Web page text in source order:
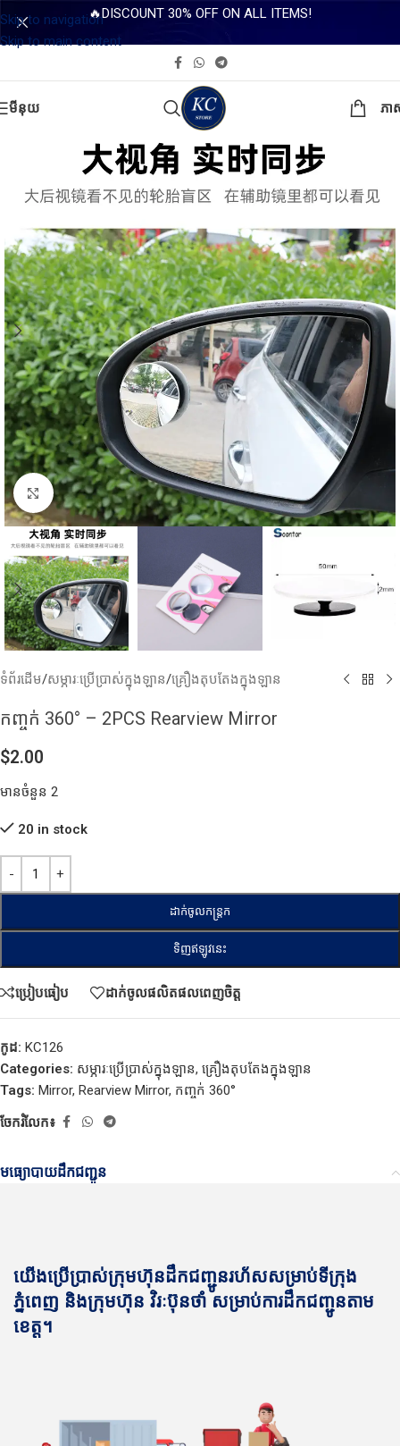
Skip to navigation
Skip to main content
🔥DISCOUNT 30% OFF ON ALL ITEMS!
មីនុយ ភា
Click to enlarge
ទំព័រដើម/សម្ភារៈប្រើប្រាស់ក្នុងឡាន/គ្រឿងតុបតែងក្នុងឡាន
កញ្ចក់ 360° – 2PCS Rearview Mirror
$2.00
មានចំនួន 2
20 in stock
ដាក់ចូលកន្ត្រក
ទិញឥឡូវនេះ
ប្រៀបធៀប ដាក់ចូលផលិតផលពេញចិត្ត
កូដ: KC126
Categories: សម្ភារៈប្រើប្រាស់ក្នុងឡាន, គ្រឿងតុបតែងក្នុងឡាន
Tags: Mirror, Rearview Mirror, កញ្ចក់ 360°
ចែករំលែក៖
មធ្យោបាយដឹកជញ្ជូន
យើងប្រើប្រាស់ក្រុមហ៊ុនដឹកជញ្ជូនរហ័សសម្រាប់ទីក្រុង
ភ្នំពេញ និងក្រុមហ៊ុន វិរៈប៊ុនថាំ សម្រាប់ការដឹកជញ្ជូនតាម
ខេត្ត។